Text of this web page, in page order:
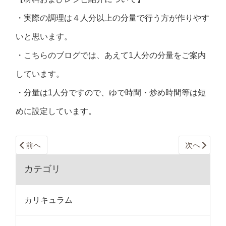
・実際の調理は４人分以上の分量で行う方が作りやす
いと思います。
・こちらのブログでは、あえて1人分の分量をご案内
しています。
・分量は1人分ですので、ゆで時間・炒め時間等は短
めに設定しています。
前へ 次へ
カテゴリ
カリキュラム